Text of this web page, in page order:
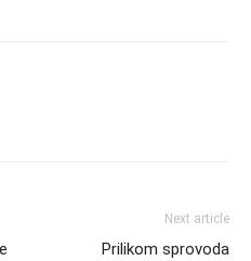
Next article
Prilikom sprovoda